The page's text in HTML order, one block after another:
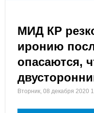
МИД КР
иронию
опасаются,
Вторник, 08 декабря 2020